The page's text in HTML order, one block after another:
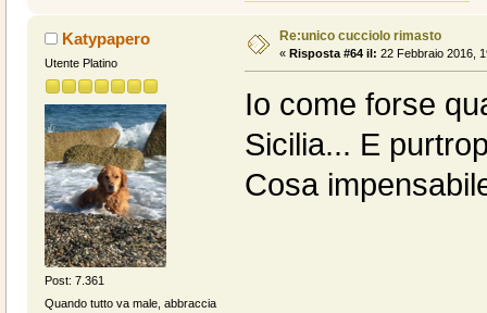
Katypapero
Utente Platino
Post: 7.361
Quando tutto va male, abbraccia
Re:unico cucciolo rimasto
« Risposta #64 il: 22 Febbraio 2016,
Io come forse
Sicilia... E
Cosa